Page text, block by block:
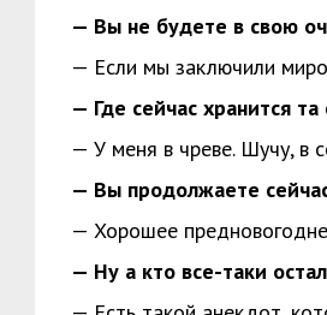
— Вы не будете в свою
— Если мы заключили
— Где сейчас хранится
— У меня в чреве. Шучу, в
— Вы продолжаете
— Хорошее
— Ну а кто все-таки